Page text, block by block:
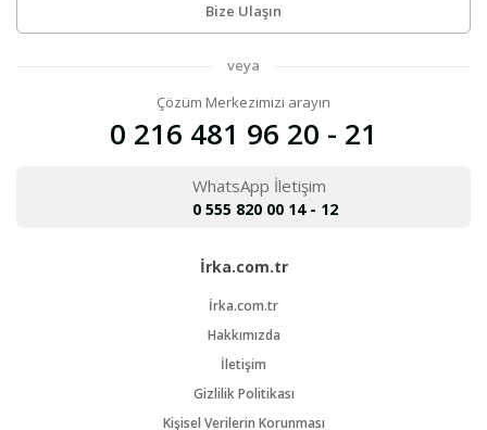
Bize Ulaşın
veya
Çözüm Merkezimizi arayın
0 216 481 96 20 - 21
WhatsApp İletişim
0 555 820 00 14 - 12
İrka.com.tr
İrka.com.tr
Hakkımızda
İletişim
Gizlilik Politikası
Kişisel Verilerin Korunması